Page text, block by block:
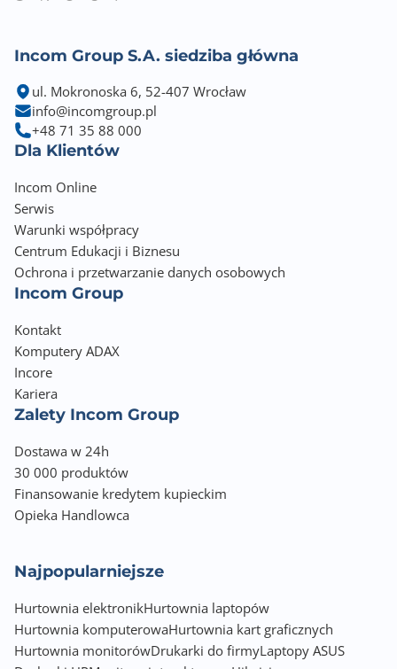
Incom Group S.A. siedziba główna
ul. Mokronoska 6, 52-407 Wrocław
info@incomgroup.pl
+48 71 35 88 000
Dla Klientów
Incom Online
Serwis
Warunki współpracy
Centrum Edukacji i Biznesu
Ochrona i przetwarzanie danych osobowych
Incom Group
Kontakt
Komputery ADAX
Incore
Kariera
Zalety Incom Group
Dostawa w 24h
30 000 produktów
Finansowanie kredytem kupieckim
Opieka Handlowca
Najpopularniejsze
Hurtownia elektronikHurtownia laptopów
Hurtownia komputerowaHurtownia kart graficznych
Hurtownia monitorówDrukarki do firmyLaptopy ASUS